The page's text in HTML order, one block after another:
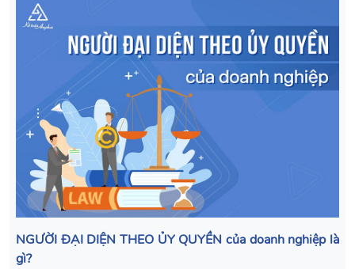
NGƯỜI ĐẠI DIỆN THEO ỦY QUYỀN của doanh nghiệp là
gì?